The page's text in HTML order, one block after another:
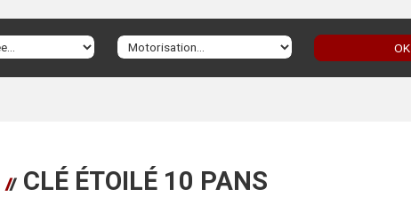
OK
CLÉ ÉTOILÉ 10 PANS